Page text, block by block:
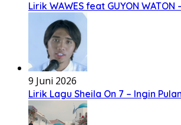
Lirik WAWES feat GUYON WATON
9 Juni 2026
Lirik Lagu Sheila On 7 – Ingin